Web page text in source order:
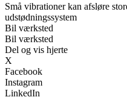
Små vibrationer kan afsløre
udstødningssystem
Bil værksted
Bil værksted
Del og vis hjerte
X
Facebook
Instagram
LinkedIn